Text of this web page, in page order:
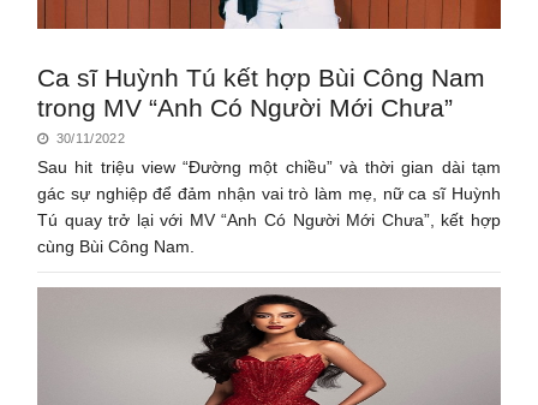
Ca sĩ Huỳnh Tú kết hợp Bùi Công Nam
trong MV “Anh Có Người Mới Chưa”
30/11/2022
Sau hit triệu view “Đường một chiều” và thời gian dài tạm
gác sự nghiệp để đảm nhận vai trò làm mẹ, nữ ca sĩ Huỳnh
Tú quay trở lại với MV “Anh Có Người Mới Chưa”, kết hợp
cùng Bùi Công Nam.